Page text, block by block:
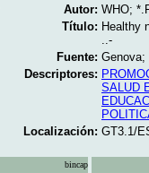
Autor: WHO;
Título: Healthy
..-
Fuente: Genova;
Descriptores:
SALUD
Localización: GT3.1/
bincap